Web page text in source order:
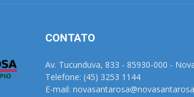
CONTATO
Av. Tucunduva, 833 - 85930-000 -
Telefone: (45) 3253 1144
E-mail: